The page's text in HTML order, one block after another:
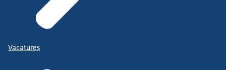
Vacatures